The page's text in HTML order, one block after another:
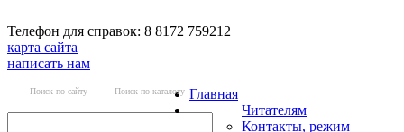
Телефон для справок: 8 8172 759212
карта сайта
написать нам
Поиск по сайту Поиск по каталогу Главная
Читателям
Контакты, режим